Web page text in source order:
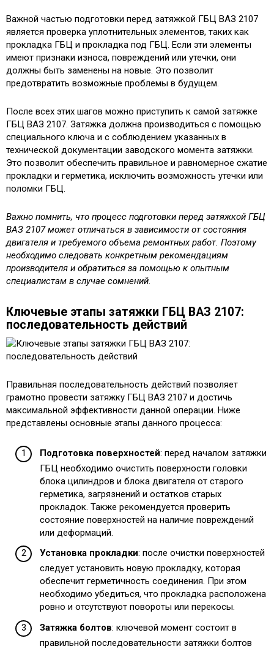
Важной частью подготовки перед затяжкой ГБЦ ВАЗ 2107
является проверка уплотнительных элементов, таких как
прокладка ГБЦ и прокладка под ГБЦ. Если эти элементы
имеют признаки износа, повреждений или утечки, они
должны быть заменены на новые. Это позволит
предотвратить возможные проблемы в будущем.
После всех этих шагов можно приступить к самой затяжке
ГБЦ ВАЗ 2107. Затяжка должна производиться с помощью
специального ключа и с соблюдением указанных в
технической документации заводского момента затяжки.
Это позволит обеспечить правильное и равномерное сжатие
прокладки и герметика, исключить возможность утечки или
поломки ГБЦ.
Важно помнить, что процесс подготовки перед затяжкой ГБЦ
ВАЗ 2107 может отличаться в зависимости от состояния
двигателя и требуемого объема ремонтных работ. Поэтому
необходимо следовать конкретным рекомендациям
производителя и обратиться за помощью к опытным
специалистам в случае сомнений.
Ключевые этапы затяжки ГБЦ ВАЗ 2107:
последовательность действий
Правильная последовательность действий позволяет
грамотно провести затяжку ГБЦ ВАЗ 2107 и достичь
максимальной эффективности данной операции. Ниже
представлены основные этапы данного процесса:
Подготовка поверхностей: перед началом затяжки
ГБЦ необходимо очистить поверхности головки
блока цилиндров и блока двигателя от старого
герметика, загрязнений и остатков старых
прокладок. Также рекомендуется проверить
состояние поверхностей на наличие повреждений
или деформаций.
Установка прокладки: после очистки поверхностей
следует установить новую прокладку, которая
обеспечит герметичность соединения. При этом
необходимо убедиться, что прокладка расположена
ровно и отсутствуют повороты или перекосы.
Затяжка болтов: ключевой момент состоит в
правильной последовательности затяжки болтов